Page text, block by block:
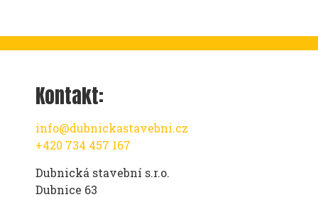
Kontakt:
info@dubnickastavebni.cz
+420 734 457 167
Dubnická stavební s.r.o.
Dubnice 63